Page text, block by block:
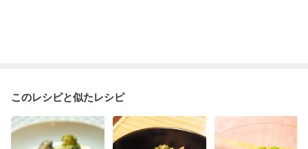
このレシピと似たレシピ